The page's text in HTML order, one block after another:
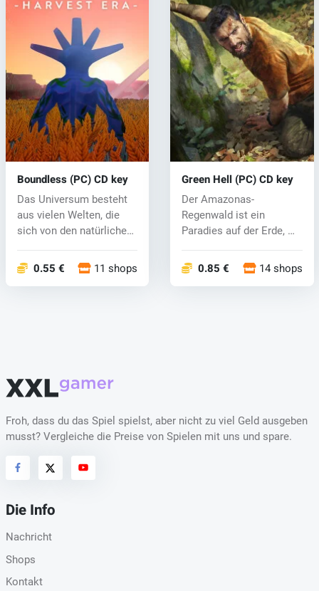
Boundless (PC) CD key
Das Universum besteht
aus vielen Welten, die
sich von den natürlichen
0.55 € 11 shops
Green Hell (PC) CD key
Der Amazonas-
Regenwald ist ein
Paradies auf der Erde, wo
0.85 € 14 shops
Froh, dass du das Spiel spielst, aber nicht zu viel Geld ausgeben
musst? Vergleiche die Preise von Spielen mit uns und spare.
Die Info
Nachricht
Shops
Kontakt